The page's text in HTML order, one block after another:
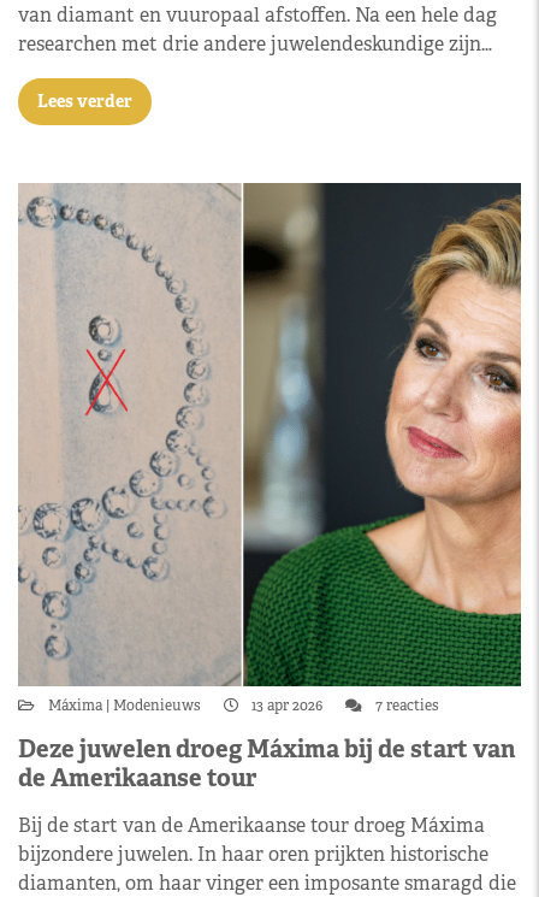
van diamant en vuuropaal afstoffen. Na een hele dag
researchen met drie andere juwelendeskundige zijn…
Lees verder
Máxima Modenieuws 13 apr 2026 7 reacties
Deze juwelen droeg Máxima bij de start van
de Amerikaanse tour
Bij de start van de Amerikaanse tour droeg Máxima
bijzondere juwelen. In haar oren prijkten historische
diamanten, om haar vinger een imposante smaragd die